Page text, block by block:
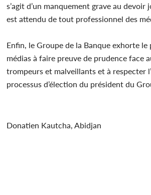
s’agit d’un manquement grave au
est attendu de tout professionnel des
Enfin, le Groupe de la Banque exhorte le
médias à faire preuve de prudence face
trompeurs et malveillants et à respecter
processus d’élection du président du
Donatien Kautcha, Abidjan